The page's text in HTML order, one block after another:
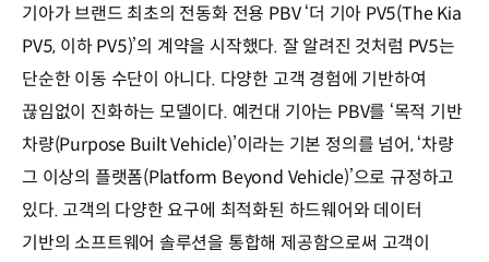
기아가 브랜드 최초의 전동화 전용 PBV ‘더 기아 PV5(The Kia
PV5, 이하 PV5)’의 계약을 시작했다. 잘 알려진 것처럼 PV5는
단순한 이동 수단이 아니다. 다양한 고객 경험에 기반하여
끊임없이 진화하는 모델이다. 예컨대 기아는 PBV를 ‘목적 기반
차량(Purpose Built Vehicle)’이라는 기본 정의를 넘어, ‘차량
그 이상의 플랫폼(Platform Beyond Vehicle)’으로 규정하고
있다. 고객의 다양한 요구에 최적화된 하드웨어와 데이터
기반의 소프트웨어 솔루션을 통합해 제공함으로써 고객이